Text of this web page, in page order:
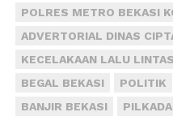
POLRES METRO BEKASI
ADVERTORIAL DINAS
KECELAKAAN LALU LINTAS
BEGAL BEKASI
POLITIK
BANJIR BEKASI